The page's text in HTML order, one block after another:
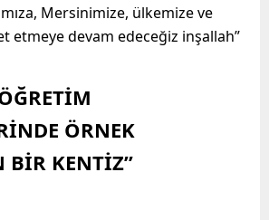
Mersinimize, ülkemize ve
etmeye devam edeceğiz inşallah”
ÖRNEK
BİR KENTİZ”